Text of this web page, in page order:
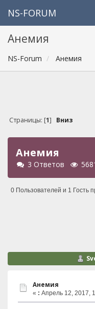
NS-FORUM
Анемия
NS-Forum Анемия
Страницы: [1] Вниз
Анемия
3 Ответов
0 Пользователей и 1 Гость
Анемия
« : Апрель 12, 2017,